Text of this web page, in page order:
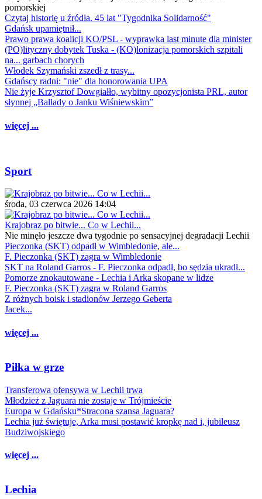
pomorskiej
Czytaj historię u źródła. 45 lat "Tygodnika Solidarność"
Gdańsk upamiętnił...
Prawo prawa koalicji KO/PSL - wyprawka last minute dla minister
(PO)lityczny dobytek Tuska - (KO)lonizacja pomorskich szpitali
na... garbach chorych
Włodek Szymański zszedł z trasy...
Gdańscy radni: "nie" dla honorowania UPA
Nie żyje Krzysztof Dowgiałło, wybitny opozycjonista PRL, autor
słynnej „Ballady o Janku Wiśniewskim”
więcej ...
Sport
środa, 03 czerwca 2026 14:04
Krajobraz po bitwie... Co w Lechii...
Nie minęło jeszcze dwa tygodnie po sensacyjnej degradacji Lechii
Pieczonka (SKT) odpadł w Wimbledonie, ale...
F. Pieczonka (SKT) zagra w Wimbledonie
SKT na Roland Garros - F. Pieczonka odpadł, bo sędzia ukradł...
Pomorze znokautowane - Lechia i Arka skopane w lidze
F. Pieczonka (SKT) zagra w Roland Garros
Z różnych boisk i stadionów Jerzego Geberta
Jacek...
więcej ...
Piłka w grze
Transferowa ofensywa w Lechii trwa
Młodzież z Jaguara nie zostaje w Trójmieście
Europa w Gdańsku*Stracona szansa Jaguara?
Lechia już świętuje, Arka musi postawić kropkę nad i, jubileusz
Budziwojskiego
więcej ...
Lechia